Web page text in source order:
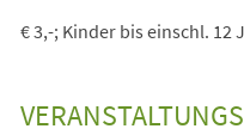
€ 3,-; Kinder bis einschl.